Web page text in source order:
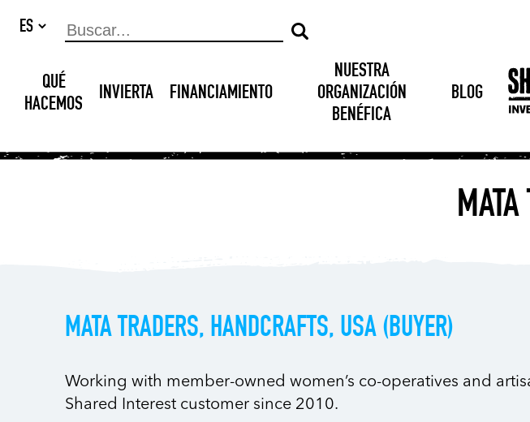
QUÉ
HACEMOS
INVIERTA FINANCIAMIENTO
NUESTRA
ORGANIZACIÓN
BENÉFICA
BLOG
MATA
MATA TRADERS, HANDCRAFTS, USA (BUYER)
Working with member-owned women’s co-operatives and
Shared Interest customer since 2010.